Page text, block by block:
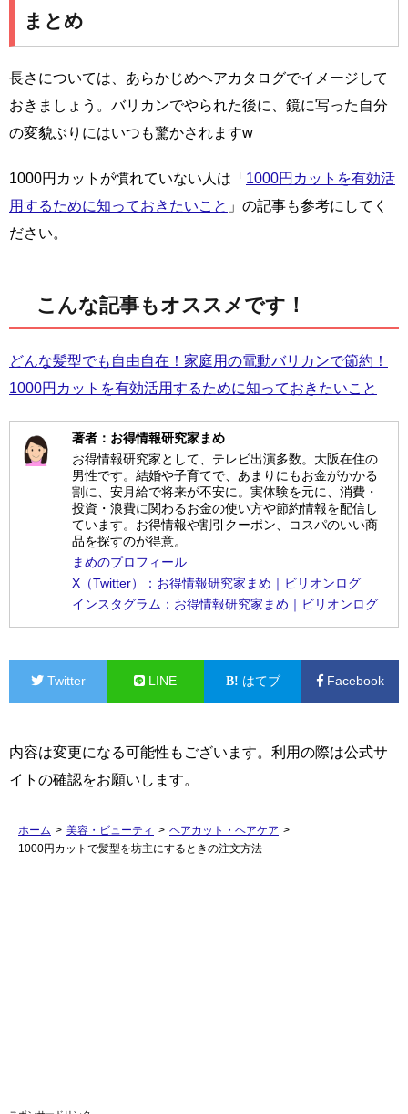
まとめ
長さについては、あらかじめヘアカタログでイメージして
おきましょう。バリカンでやられた後に、鏡に写った自分
の変貌ぶりにはいつも驚かされますw
1000円カットが慣れていない人は「 1000円カットを有効活
用するために知っておきたいこと 」の記事も参考にしてく
ださい。
こんな記事もオススメです！
どんな髪型でも自由自在！家庭用の電動バリカンで節約！
1000円カットを有効活用するために知っておきたいこと
著者：お得情報研究家まめ
お得情報研究家として、テレビ出演多数。大阪在住の
男性です。結婚や子育てで、あまりにもお金がかかる
割に、安月給で将来が不安に。実体験を元に、消費・
投資・浪費に関わるお金の使い方や節約情報を配信し
ています。お得情報や割引クーポン、コスパのいい商
品を探すのが得意。
まめのプロフィール
X（Twitter）：お得情報研究家まめ｜ビリオンログ
インスタグラム：お得情報研究家まめ｜ビリオンログ
Twitter LINE はてブ Facebook
内容は変更になる可能性もございます。利用の際は公式サ
イトの確認をお願いします。
ホーム > 美容・ビューティ > ヘアカット・ヘアケア >
1000円カットで髪型を坊主にするときの注文方法